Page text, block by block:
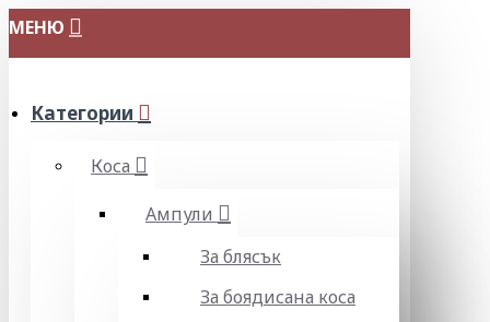
МЕНЮ
Категории
Коса
Ампули
За блясък
За боядисана коса